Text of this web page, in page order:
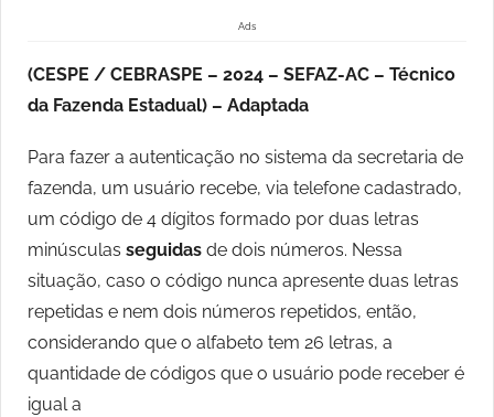
Ads
(CESPE / CEBRASPE – 2024 – SEFAZ-AC – Técnico
da Fazenda Estadual) – Adaptada
Para fazer a autenticação no sistema da secretaria de
fazenda, um usuário recebe, via telefone cadastrado,
um código de 4 dígitos formado por duas letras
minúsculas seguidas de dois números. Nessa
situação, caso o código nunca apresente duas letras
repetidas e nem dois números repetidos, então,
considerando que o alfabeto tem 26 letras, a
quantidade de códigos que o usuário pode receber é
igual a